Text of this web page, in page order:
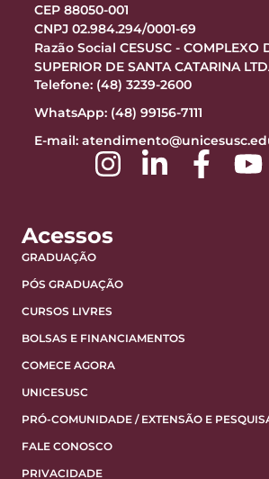
CEP 88050-001
CNPJ 02.984.294/0001-69
Razão Social CESUSC - COMPLEXO
SUPERIOR DE SANTA CATARINA
Telefone: (48) 3239-2600
WhatsApp: (48) 99156-7111
E-mail:
Acessos
GRADUAÇÃO
PÓS GRADUAÇÃO
CURSOS LIVRES
BOLSAS E FINANCIAMENTOS
COMECE AGORA
UNICESUSC
PRÓ-COMUNIDADE / EXTENSÃO E
FALE CONOSCO
PRIVACIDADE